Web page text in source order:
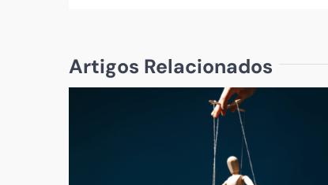
Artigos Relacionados